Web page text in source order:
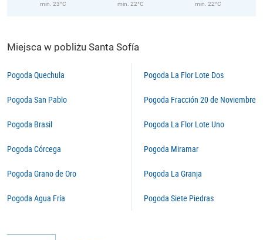
min. 23°C
min. 22°C
min. 22°C
Miejsca w pobliżu Santa Sofía
Pogoda Quechula
Pogoda San Pablo
Pogoda Brasil
Pogoda Córcega
Pogoda Grano de Oro
Pogoda Agua Fría
Pogoda La Flor Lote Dos
Pogoda Fracción 20 de Noviembre
Pogoda La Flor Lote Uno
Pogoda Miramar
Pogoda La Granja
Pogoda Siete Piedras